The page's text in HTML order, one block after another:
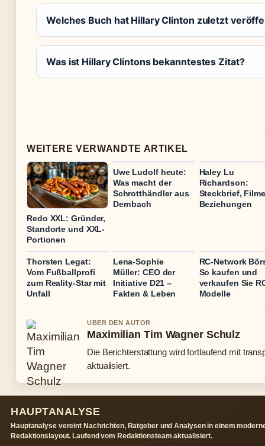
Welches Buch hat Hillary Clinton zuletzt
Was ist Hillary Clintons bekanntestes Zitat?
WEITERE VERWANDTE ARTIKEL
Redo XXL: Gründer,
Standorte und XXL-
Portionen
Uwe Ludolf heute:
Was macht der
Schrotthändler aus
Dernbach
Haley Lu
Richardson:
Steckbrief,
Beziehungen
Thorsten Legat:
Vom Fußballprofi
zum Reality-Star mit
Unfall
Lena-Sophie
Müller: CEO der
Initiative D21 –
Fakten & Leben
RC-Network
So kaufen und
verkaufen Sie
Modelle
UBER DEN AUTOR
Maximilian Tim Wagner Schulz
Die Berichterstattung wird fortlaufend mit
aktualisiert.
HAUPTANALYSE
Hauptanalyse vereint Nachrichten, Ratgeber und Analysen in einem
Redaktionslayout. Laufend vom Redaktionsteam aktualisiert.